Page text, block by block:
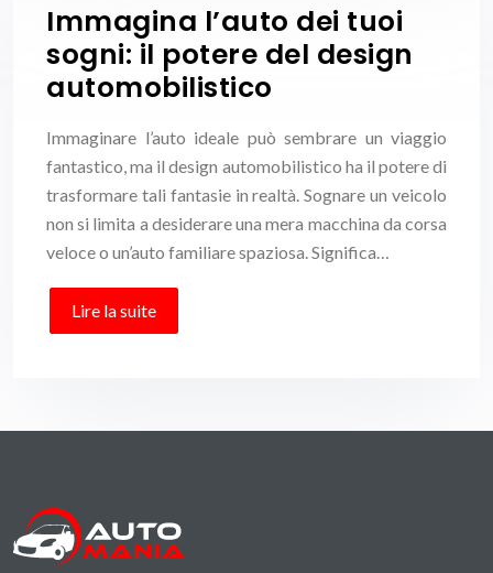
Immagina l’auto dei tuoi
sogni: il potere del design
automobilistico
Immaginare l’auto ideale può sembrare un viaggio
fantastico, ma il design automobilistico ha il potere di
trasformare tali fantasie in realtà. Sognare un veicolo
non si limita a desiderare una mera macchina da corsa
veloce o un’auto familiare spaziosa. Significa…
Lire la suite